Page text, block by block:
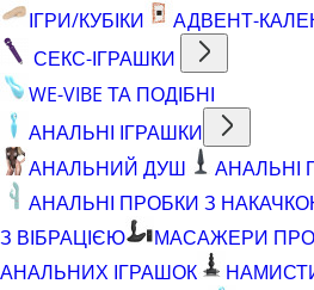
ІГРИ/КУБІКИ
АДВЕНТ-
СЕКС-ІГРАШКИ
WE-VIBE ТА ПОДІБНІ
АНАЛЬНІ ІГРАШКИ
АНАЛЬНИЙ ДУШ
АНАЛЬНІ
АНАЛЬНІ ПРОБКИ З
З ВІБРАЦІЄЮ
МАСАЖЕРИ
АНАЛЬНИХ ІГРАШОК